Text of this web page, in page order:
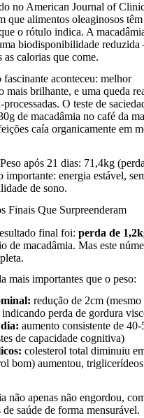
no American Journal of
que alimentos oleaginosos têm
o rótulo indica. A
biodisponibilidade reduzida
calorias que come.
aconteceu: melhor
mais brilhante, e uma queda
O teste de
de macadâmia no café da
caía organicamente em
após 21 dias: 71,4kg (perda
energia estável,
de sono.
Finais Que Surpreenderam
final foi: perda de
de macadâmia. Mas este
mais importantes que o peso:
redução de 2cm (mesmo
indicando perda de gordura
aumento consistente de
de capacidade cognitiva)
colesterol total diminuiu
bom) aumentou, triglicerídeos
não apenas não engordou,
saúde de forma mensurável.